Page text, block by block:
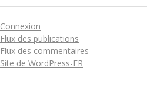
Connexion
Flux des publications
Flux des commentaires
Site de WordPress-FR